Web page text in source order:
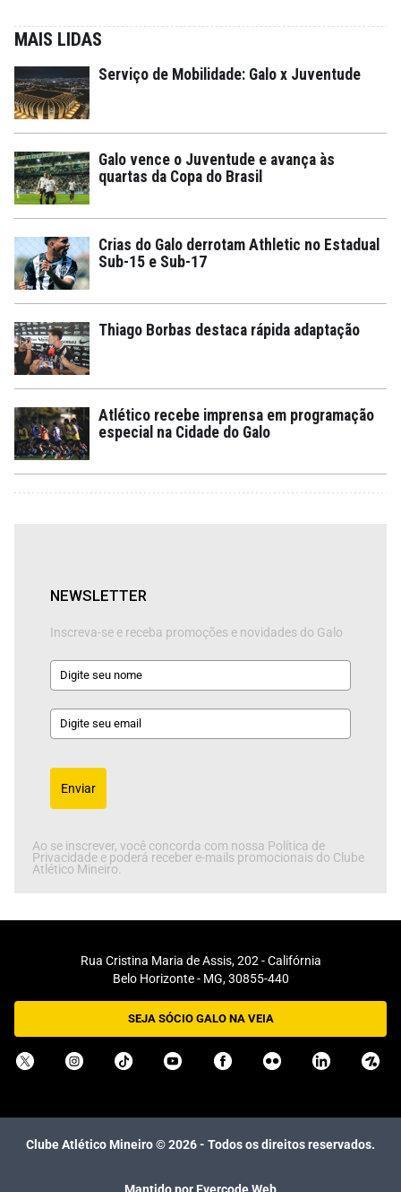
MAIS LIDAS
Serviço de Mobilidade: Galo x Juventude
Galo vence o Juventude e avança às
quartas da Copa do Brasil
Crias do Galo derrotam Athletic no Estadual
Sub-15 e Sub-17
Thiago Borbas destaca rápida adaptação
Atlético recebe imprensa em programação
especial na Cidade do Galo
NEWSLETTER
Inscreva-se e receba promoções e novidades do Galo
Enviar
Ao se inscrever, você concorda com nossa Política de
Privacidade e poderá receber e-mails promocionais do Clube
Atlético Mineiro.
Rua Cristina Maria de Assis, 202 - Califórnia
Belo Horizonte - MG, 30855-440
SEJA SÓCIO GALO NA VEIA
Clube Atlético Mineiro ©2026- Todos os direitos reservados.